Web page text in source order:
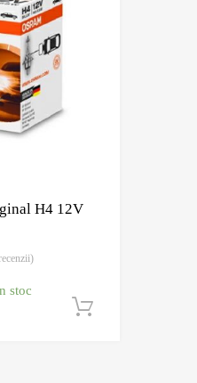
H4 12V
stoc